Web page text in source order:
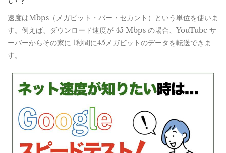
速度はMbps（メガビット・パー・セカント）という単位を使いま
す。例えば、ダウンロード速度が 45 Mbps の場合、YouTube サ
ーバーからその家に 1秒間に45メガビットのデータを転送できま
す。